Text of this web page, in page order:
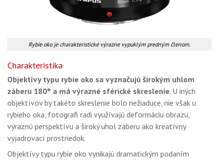
Rybie oko je charakteristické výrazne vypuklým predným členom.
Charakteristika
Objektívy typu rybie oko sa vyznačujú širokým uhlom
záberu 180° a má výrazné sférické skreslenie. U iných
objektívov by takéto skreslenie bolo nežiaduce, nie však u
rybieho oka, fotografi radi využívajú deformáciu obrazu,
výraznú perspektívu a široký uhol záberu ako kreatívny
vyjadrovací prostriedok.
Objektívy typu rybie oko vynikajú dramatickým podaním